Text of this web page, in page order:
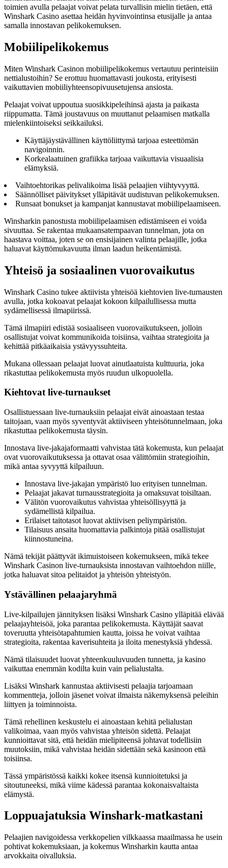
toimien avulla pelaajat voivat pelata turvallisin mielin tietäen, että
Winshark Casino asettaa heidän hyvinvointinsa etusijalle ja antaa
samalla innostavan pelikokemuksen.
Mobiilipelikokemus
Miten Winshark Casinon mobiilipelikokemus vertautuu perinteisiin
nettialustoihin? Se erottuu huomattavasti joukosta, erityisesti
vaikuttavien mobiiliyhteensopivuusetujensa ansiosta.
Pelaajat voivat uppoutua suosikkipeleihinsä ajasta ja paikasta
riippumatta. Tämä joustavuus on muuttanut pelaamisen matkalla
mielenkiintoiseksi seikkailuksi.
Käyttäjäystävällinen käyttöliittymä tarjoaa esteettömän
navigoinnin.
Korkealaatuinen grafiikka tarjoaa vaikuttavia visuaalisia
elämyksiä.
Vaihtoehtorikas pelivalikoima lisää pelaajien viihtyvyyttä.
Säännölliset päivitykset ylläpitävät uudistuvan pelikokemuksen.
Runsaat bonukset ja kampanjat kannustavat mobiilipelaamiseen.
Winsharkin panostusta mobiilipelaamisen edistämiseen ei voida
sivuuttaa. Se rakentaa mukaansatempaavan tunnelman, jota on
haastava voittaa, joten se on ensisijainen valinta pelaajille, jotka
haluavat käyttömukavuutta ilman laadun heikentämistä.
Yhteisö ja sosiaalinen vuorovaikutus
Winshark Casino tukee aktiivista yhteisöä kiehtovien live-turnausten
avulla, jotka kokoavat pelaajat kokoon kilpailullisessa mutta
sydämellisessä ilmapiirissä.
Tämä ilmapiiri edistää sosiaaliseen vuorovaikutukseen, jolloin
osallistujat voivat kommunikoida toisiinsa, vaihtaa strategioita ja
kehittää pitkäaikaisia ystävyyssuhteita.
Mukana ollessaan pelaajat luovat ainutlaatuista kulttuuria, joka
rikastuttaa pelikokemusta myös ruudun ulkopuolella.
Kiehtovat live-turnaukset
Osallistuessaan live-turnauksiin pelaajat eivät ainoastaan testaa
taitojaan, vaan myös syventyvät aktiiviseen yhteisötunnelmaan, joka
rikastuttaa pelikokemusta täysin.
Innostava live-jakajaformaatti vahvistaa tätä kokemusta, kun pelaajat
ovat vuorovaikutuksessa ja ottavat osaa välittömiin strategioihin,
mikä antaa syvyyttä kilpailuun.
Innostava live-jakajan ympäristö luo erityisen tunnelman.
Pelaajat jakavat turnausstrategioita ja omaksuvat toisiltaan.
Välitön vuorovaikutus vahvistaa yhteisöllisyyttä ja
sydämellistä kilpailua.
Erilaiset taitotasot luovat aktiivisen peliympäristön.
Tilaisuus ansaita huomattavia palkintoja pitää osallistujat
kiinnostuneina.
Nämä tekijät päättyvät ikimuistoiseen kokemukseen, mikä tekee
Winshark Casinon live-turnauksista innostavan vaihtoehdon niille,
jotka haluavat sitoa pelitaidot ja yhteisön yhteistyön.
Ystävällinen pelaajaryhmä
Live-kilpailujen jännityksen lisäksi Winshark Casino ylläpitää elävää
pelaajayhteisöä, joka parantaa pelikokemusta. Käyttäjät saavat
toveruutta yhteisötapahtumien kautta, joissa he voivat vaihtaa
strategioita, rakentaa kaverisuhteita ja iloita menestyksiä yhdessä.
Nämä tilaisuudet luovat yhteenkuuluvuuden tunnetta, ja kasino
vaikuttaa enemmän kodilta kuin vain pelialustalta.
Lisäksi Winshark kannustaa aktiivisesti pelaajia tarjoamaan
kommentteja, jolloin jäsenet voivat ilmaista näkemyksensä peleihin
liittyen ja toiminnoista.
Tämä rehellinen keskustelu ei ainoastaan kehitä pelialustan
valikoimaa, vaan myös vahvistaa yhteisön sidettä. Pelaajat
kunnioittavat sitä, että heidän mielipiteensä johtavat todellisiin
muutoksiin, mikä vahvistaa heidän sidettään sekä kasinoon että
toisiinsa.
Tässä ympäristössä kaikki kokee itsensä kunnioitetuksi ja
sitoutuneeksi, mikä viime kädessä parantaa kokonaisvaltaista
elämystä.
Loppuajatuksia Winshark-matkastani
Pelaajien navigoidessa verkkopelien vilkkaassa maailmassa he usein
pohtivat kokemuksiaan, ja kokemus Winsharkin kautta antaa
arvokkaita oivalluksia.